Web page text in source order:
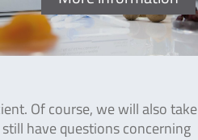
Of course, we will also take
have questions concerning